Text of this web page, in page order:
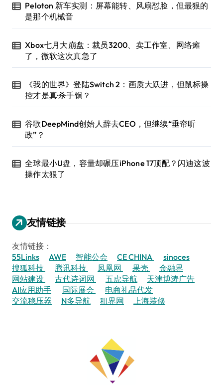
Peloton 新车实测：屏幕能转、风扇怼脸，但最狠的
是那个机械音
Xbox七月大崩盘：裁员3200、卖工作室、网络瘫
了，微软这次真急了
《我的世界》登陆Switch 2：画质大跃进，但鼠标操
控才是真·杀手锏？
谷歌DeepMind创始人辞去CEO，但继续“垂帘听
政”？
全球最小U盘，容量却碾压iPhone 17顶配？闪迪这波
操作太狠了
友情链接
友情链接：
55Links
AWE 智能公会 CE CHINA
sinoces
搜狐科技
腾讯科技 凤凰网 果壳
金融界
网站建设
古代诗词网 五虎导航
天津博涛广告
AI应用助手
国际展会
电商礼品代发
交流稳压器
N多导航 租界网 上海装修